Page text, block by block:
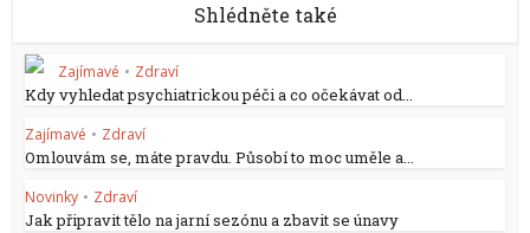
Shlédněte také
Zajímavé • Zdraví
Kdy vyhledat psychiatrickou péči a co očekávat od...
Zajímavé • Zdraví
Omlouvám se, máte pravdu. Působí to moc uměle a...
Novinky • Zdraví
Jak připravit tělo na jarní sezónu a zbavit se únavy